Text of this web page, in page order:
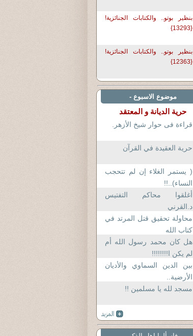
بنظير بوتو.. والكتابات الجنائزية!
{13293}
بنظير بوتو.. والكتابات الجنائزية!
{12363}
موضوع الاسبوع -
حرية الديانة و المعتقد
قراءة فى حوار شيخ الأزهر.
حرية العقيدة في القرآن
( يستمر الغلاء إن لم تتحجب
النساء)..!!
أغلقوا محاكم التفتيس
د.القرني
محاولة تحقيق قتل المرتد في
كتاب الله
هل كان محمد رسول الله أم
لم يكن ا!!!!!!!!
بين الدين السماوي والأديان
الأرضية..
مسجد لله يا مسلمين !!